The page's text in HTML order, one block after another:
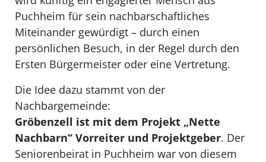
Puchheim für sein nachbarschaftliches
Miteinander gewürdigt– durch einen
persönlichen Besuch, in der Regel durch den
Ersten Bürgermeister oder eine Vertretung.
Die Idee dazu stammt von der
Nachbargemeinde:
Gröbenzell ist mit dem Projekt „Nette
Nachbarn“ Vorreiter und Projektgeber. Der
Seniorenbeirat in Puchheim war von diesem